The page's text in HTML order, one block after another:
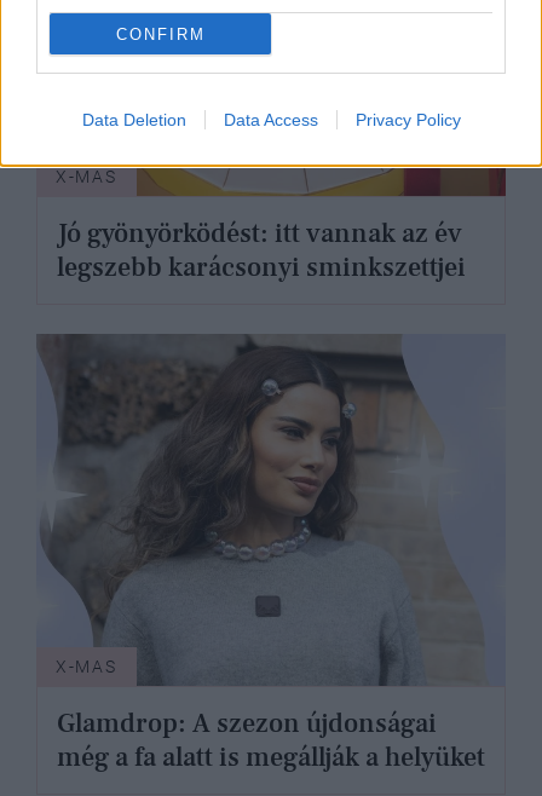
CONFIRM
Data Deletion Data Access Privacy Policy
X-MAS
Jó gyönyörködést: itt vannak az év
legszebb karácsonyi sminkszettjei
X-MAS
Glamdrop: A szezon újdonságai
még a fa alatt is megállják a helyüket